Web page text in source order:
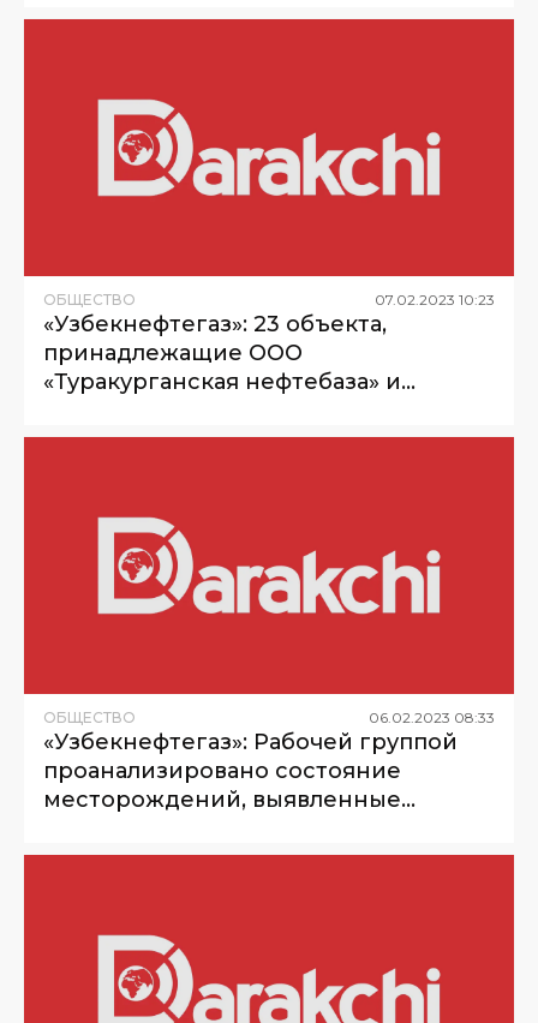
ОБЩЕСТВО 07 02 2023 10:23
«Узбекнефтегаз»: 23 объекта,
принадлежащие ООО
«Туракурганская нефтебаза» и
публичные торги через «E-Auksion»
ОБЩЕСТВО 06 02 2023 08:33
«Узбекнефтегаз»: Рабочей группой
проанализировано состояние
месторождений, выявленные